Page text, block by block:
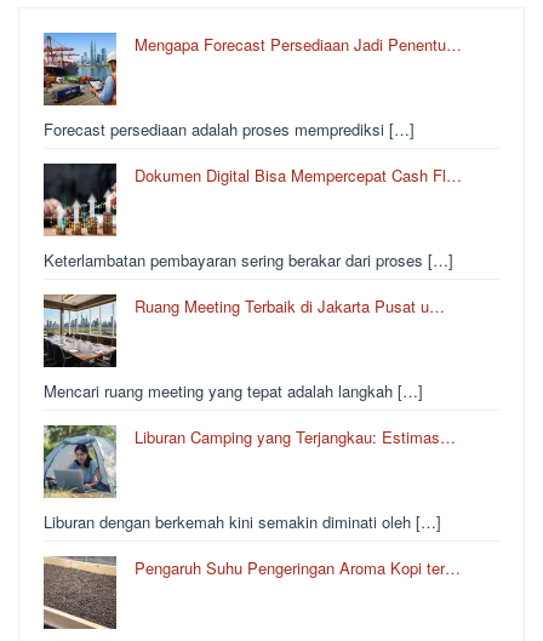
Mengapa Forecast Persediaan Jadi Penentu…
Forecast persediaan adalah proses memprediksi […]
Dokumen Digital Bisa Mempercepat Cash Fl…
Keterlambatan pembayaran sering berakar dari proses […]
Ruang Meeting Terbaik di Jakarta Pusat u…
Mencari ruang meeting yang tepat adalah langkah […]
Liburan Camping yang Terjangkau: Estimas…
Liburan dengan berkemah kini semakin diminati oleh […]
Pengaruh Suhu Pengeringan Aroma Kopi ter…